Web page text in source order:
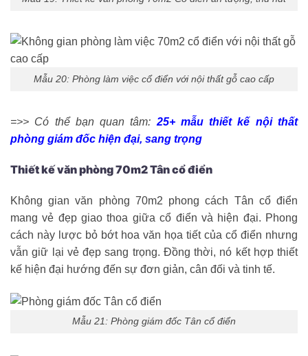
Mẫu 20: Phòng làm việc cổ điển với nội thất gỗ cao cấp
=>> Có thể bạn quan tâm: 25+ mẫu thiết kế nội thất
phòng giám đốc hiện đại, sang trọng
Thiết kế văn phòng 70m2 Tân cổ điển
Không gian văn phòng 70m2 phong cách Tân cổ điển
mang vẻ đẹp giao thoa giữa cổ điển và hiện đại. Phong
cách này lược bỏ bớt hoa văn họa tiết của cổ điển nhưng
vẫn giữ lại vẻ đẹp sang trọng. Đồng thời, nó kết hợp thiết
kế hiện đại hướng đến sự đơn giản, cân đối và tinh tế.
Mẫu 21: Phòng giám đốc Tân cổ điển